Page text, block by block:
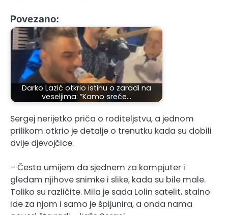
Povezano:
Darko Lazić otkrio istinu o zaradi na
veseljima: ”Kamo sreće…
Sergej nerijetko priča o roditeljstvu, a jednom
prilikom otkrio je detalje o trenutku kada su dobili
dvije djevojčice.
– Često umijem da sjednem za kompjuter i
gledam njihove snimke i slike, kada su bile male.
Toliko su različite. Mila je sada Lolin satelit, stalno
ide za njom i samo je špijunira, a onda nama